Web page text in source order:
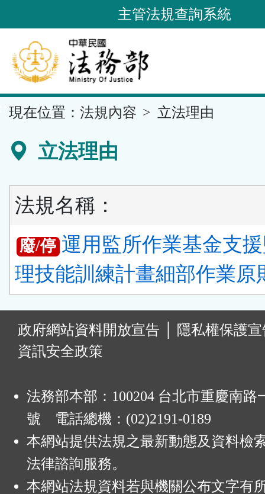
到
要
內
容
區
主管法規查詢系統
現在位置： 法規內容 立法理由
立法理由
法規名稱：
廢/停 運用監所作業基金支
理技能訓練計畫細部作業原
政府網站資料開放宣告
隱私權保護
資訊安全政策
法務部本部：100204 台北市重慶南路
號 電話總機：(02)2191-0189
本網站提供法規之最新動態及資料檢
法律諮詢服務。
本網站法規資料若與機關公布文字有